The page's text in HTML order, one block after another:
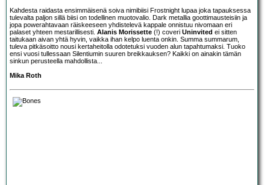
Kahdesta raidasta ensimmäisenä soiva nimibiisi Frostnight lupaa joka tapauksessa
tulevalta paljon sillä biisi on todellinen muotovalio. Dark metallia goottimausteisiin ja
jopa powerahtavaan räiskeeseen yhdistelevä kappale onnistuu nivomaan eri
palaset yhteen mestarillisesti. Alanis Morissette (!) coveri Uninvited ei sitten
taitukaan aivan yhtä hyvin, vaikka ihan kelpo luenta onkin. Summa summarum,
tuleva pitkäsoitto nousi kertaheitolla odotetuksi vuoden alun tapahtumaksi. Tuoko
ensi vuosi tullessaan Silentiumin suuren breikkauksen? Kaikki on ainakin tämän
sinkun perusteella mahdollista...
Mika Roth